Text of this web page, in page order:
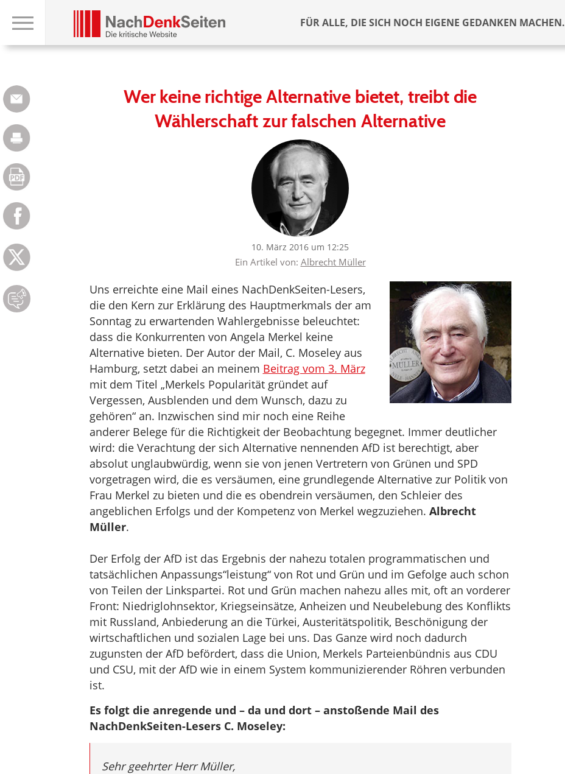
FÜR ALLE, DIE SICH NOCH EIGENE GEDANKEN MACHEN.
Wer keine richtige Alternative bietet, treibt die
Wählerschaft zur falschen Alternative
10. März 2016 um 12:25
Ein Artikel von: Albrecht Müller
Uns erreichte eine Mail eines NachDenkSeiten-Lesers,
die den Kern zur Erklärung des Hauptmerkmals der am
Sonntag zu erwartenden Wahlergebnisse beleuchtet:
dass die Konkurrenten von Angela Merkel keine
Alternative bieten. Der Autor der Mail, C. Moseley aus
Hamburg, setzt dabei an meinem Beitrag vom 3. März
mit dem Titel „Merkels Popularität gründet auf
Vergessen, Ausblenden und dem Wunsch, dazu zu
gehören“ an. Inzwischen sind mir noch eine Reihe
anderer Belege für die Richtigkeit der Beobachtung begegnet. Immer deutlicher
wird: die Verachtung der sich Alternative nennenden AfD ist berechtigt, aber
absolut unglaubwürdig, wenn sie von jenen Vertretern von Grünen und SPD
vorgetragen wird, die es versäumen, eine grundlegende Alternative zur Politik von
Frau Merkel zu bieten und die es obendrein versäumen, den Schleier des
angeblichen Erfolgs und der Kompetenz von Merkel wegzuziehen. Albrecht
Müller.
Der Erfolg der AfD ist das Ergebnis der nahezu totalen programmatischen und
tatsächlichen Anpassungs“leistung“ von Rot und Grün und im Gefolge auch schon
von Teilen der Linkspartei. Rot und Grün machen nahezu alles mit, oft an vorderer
Front: Niedriglohnsektor, Kriegseinsätze, Anheizen und Neubelebung des Konflikts
mit Russland, Anbiederung an die Türkei, Austeritätspolitik, Beschönigung der
wirtschaftlichen und sozialen Lage bei uns. Das Ganze wird noch dadurch
zugunsten der AfD befördert, dass die Union, Merkels Parteienbündnis aus CDU
und CSU, mit der AfD wie in einem System kommunizierender Röhren verbunden
ist.
Es folgt die anregende und – da und dort – anstoßende Mail des
NachDenkSeiten-Lesers C. Moseley:
Sehr geehrter Herr Müller,